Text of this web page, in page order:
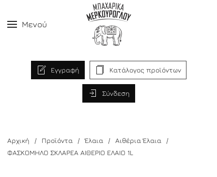
Μενού
Εγγραφή Κατάλογος προϊόντων
Σύνδεση
Αρχική Προϊόντα Έλαια
Αιθέρια Έλαια
ΦΑΣΚΟΜΗΛΟ ΣΚΛΑΡΕΑ ΑΙΘΕΡΙΟ ΕΛΑΙΟ 1L